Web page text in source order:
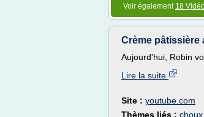
Voir également 18
Crème pâtissière
Aujourd'hui, Robin
Lire la suite
Site : youtube.com
Thèmes liés :